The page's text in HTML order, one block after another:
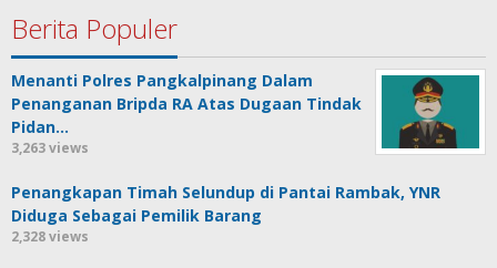
Berita Populer
Menanti Polres Pangkalpinang Dalam
Penanganan Bripda RA Atas Dugaan Tindak
Pidan…
3,263 views
Penangkapan Timah Selundup di Pantai Rambak, YNR
Diduga Sebagai Pemilik Barang
2,328 views